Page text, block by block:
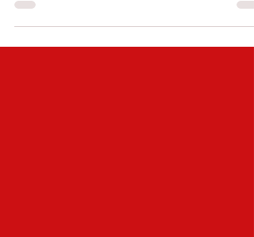
berbère central,.